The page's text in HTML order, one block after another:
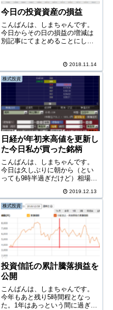
今日の投資資産の損益
こんばんは、しまちゃんです。
今日からその日の損益の増減は
別記事にてまとめることにし
が来たときにこの情報が邪魔に
ならないし、広告なども分けて
表示できるので良いと思っ
た。-63,299円今...
2018.11.14
株式投資
日経が年初来高値を更新し
た今日私が買った銘柄
こんばんは、しまちゃんです。
今日は久しぶりに朝から（とい
っても9時半過ぎだけど）相場を
上げてるぞ・・・。なんやこ
れ・・・。これで完全に目が覚
めた。しかし個別株を見てみる
と、結構マイナスとなっている
銘柄もあったりマ...
2019.12.13
株式投資
投資信託の累計騰落損益を
公開
こんばんは、しまちゃんです。
今年もあと残り5時間程となっ
た。1年はあっという間に過ぎ去